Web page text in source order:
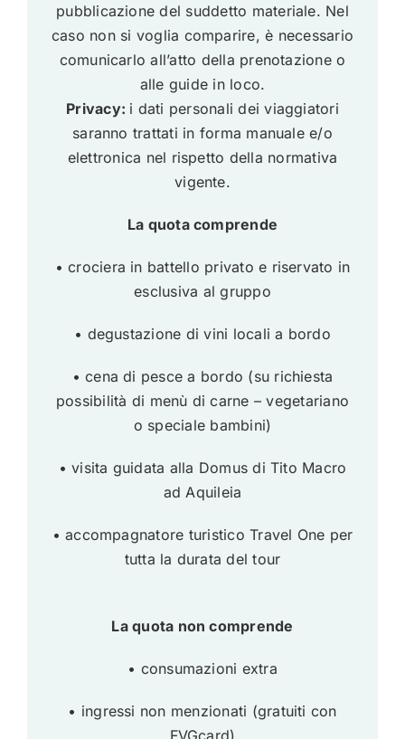
pubblicazione del suddetto materiale. Nel
caso non si voglia comparire, è necessario
comunicarlo all’atto della prenotazione o
alle guide in loco.
Privacy: i dati personali dei viaggiatori
saranno trattati in forma manuale e/o
elettronica nel rispetto della normativa
vigente.
La quota comprende
• crociera in battello privato e riservato in
esclusiva al gruppo
• degustazione di vini locali a bordo
• cena di pesce a bordo (su richiesta
possibilità di menù di carne – vegetariano
o speciale bambini)
• visita guidata alla Domus di Tito Macro
ad Aquileia
• accompagnatore turistico Travel One per
tutta la durata del tour
La quota non comprende
• consumazioni extra
• ingressi non menzionati (gratuiti con
FVGcard)